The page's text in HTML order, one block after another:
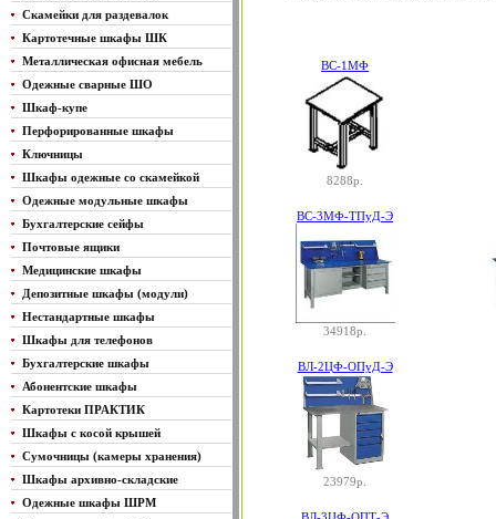
Скамейки для раздевалок
Картотечные шкафы ШК
Металлическая офисная мебель
Одежные сварные ШО
Шкаф-купе
Перфорированные шкафы
Ключницы
Шкафы одежные со скамейкой
Одежные модульные шкафы
Бухгалтерские сейфы
Почтовые ящики
Медицинские шкафы
Депозитные шкафы (модули)
Нестандартные шкафы
Шкафы для телефонов
Бухгалтерские шкафы
Абонентские шкафы
Картотеки ПРАКТИК
Шкафы с косой крышей
Сумочницы (камеры хранения)
Шкафы архивно-складские
Одежные шкафы ШРМ
ВС-1МФ
8288р.
ВС-3МФ-ТПуД-Э
34918р.
ВЛ-2ЦФ-ОПуД-Э
23979р.